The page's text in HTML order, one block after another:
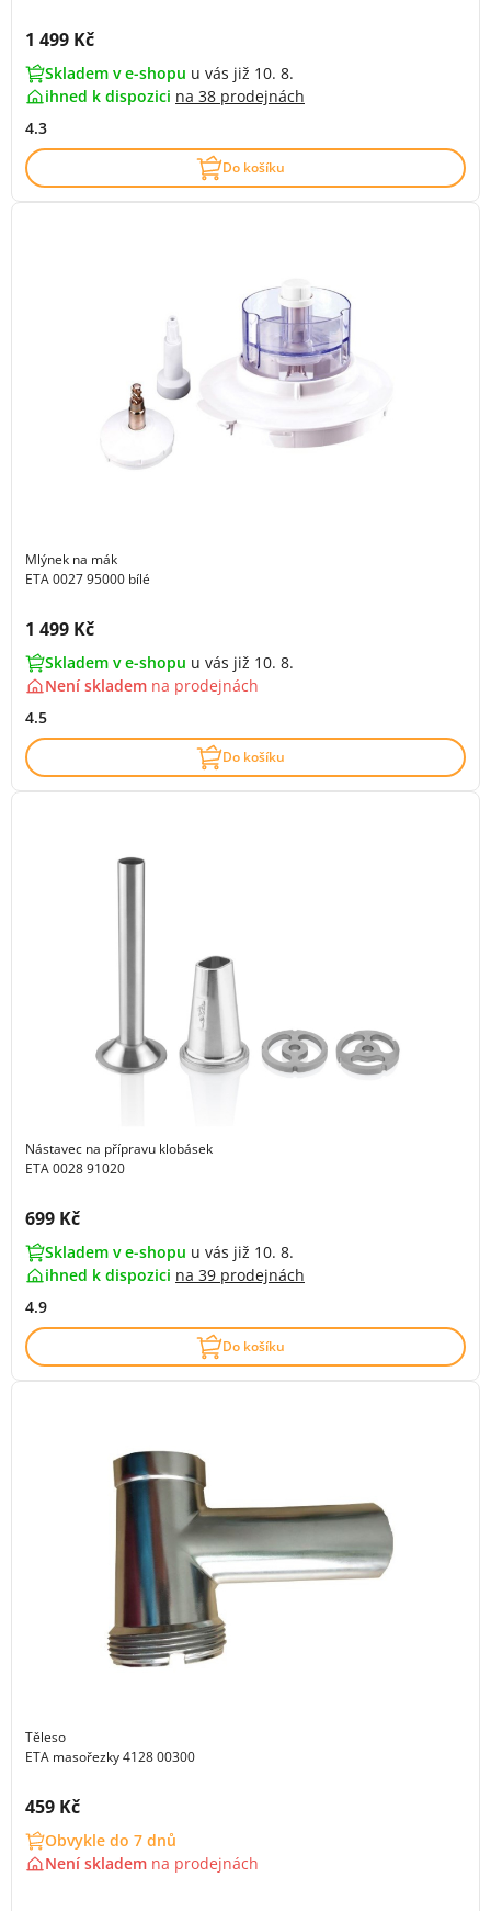
Cena s DPH:
1 499 Kč
Skladem v e-shopu u vás již 10. 8.
ihned k dispozici na 38 prodejnách
4.3
Do košíku
Mlýnek na mák
ETA 0027 95000 bílé
Cena s DPH:
1 499 Kč
Skladem v e-shopu u vás již 10. 8.
Není skladem na prodejnách
4.5
Do košíku
Nástavec na přípravu klobásek
ETA 0028 91020
Cena s DPH:
699 Kč
Skladem v e-shopu u vás již 10. 8.
ihned k dispozici na 39 prodejnách
4.9
Do košíku
Těleso
ETA masořezky 4128 00300
Cena s DPH:
459 Kč
Obvykle do 7 dnů
Není skladem na prodejnách